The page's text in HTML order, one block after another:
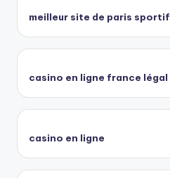
meilleur site de paris sportif
casino en ligne france légal
casino en ligne